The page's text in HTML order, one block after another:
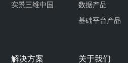
实景三维中国 数据产品
基础平台产品
解决方案 关于我们